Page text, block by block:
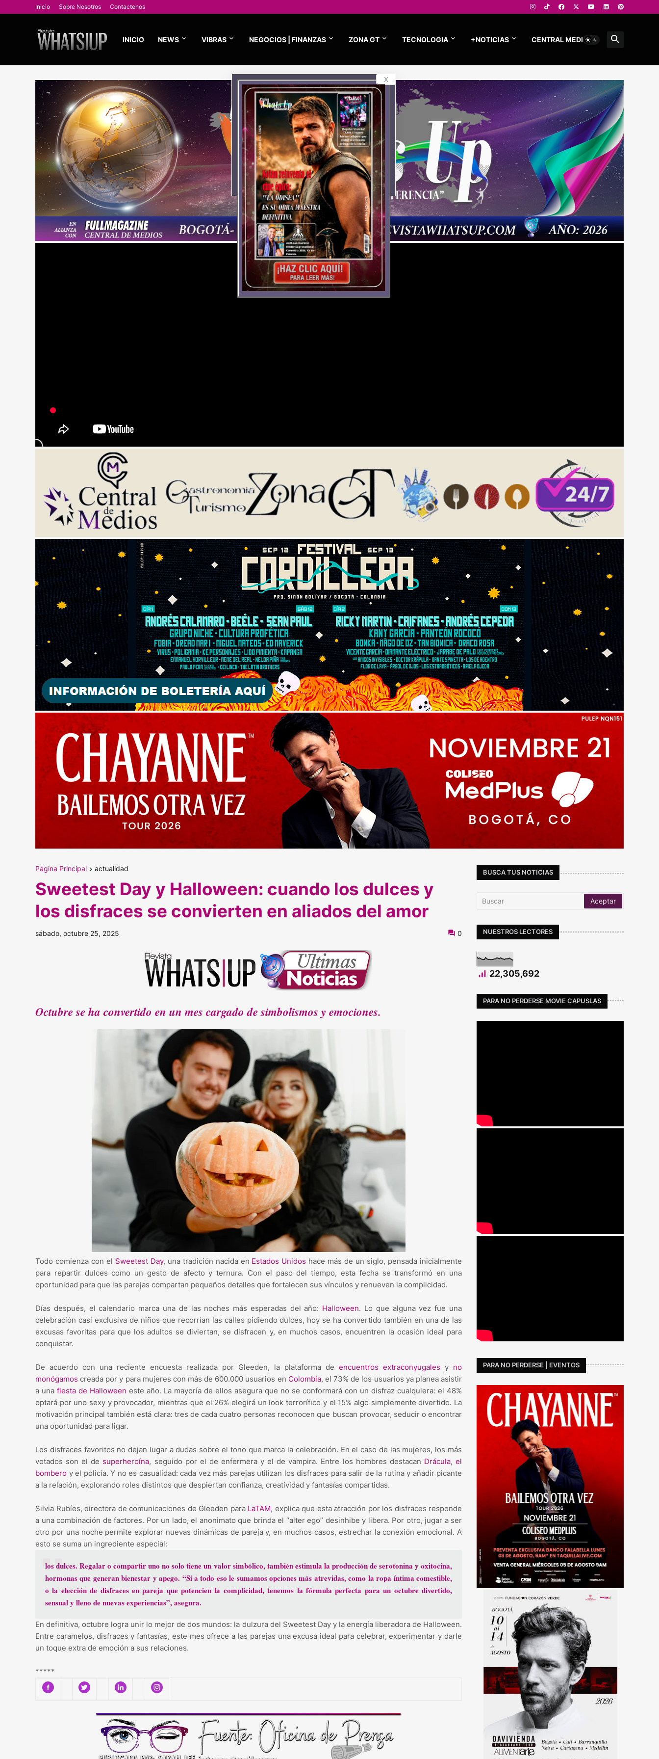
Inicio Sobre Nosotros Contactenos
INICIO NEWS VIBRAS NEGOCIOS | FINANZAS ZONA GT TECNOLOGIA +NOTICIAS CENTRAL MEDIOS
Página Principal actualidad
Sweetest Day y Halloween: cuando los dulces y
los disfraces se convierten en aliados del amor
sábado, octubre 25, 2025 0
Octubre se ha convertido en un mes cargado de simbolismos y emociones.
Todo comienza con el Sweetest Day, una tradición nacida en Estados Unidos hace más de un siglo, pensada inicialmente
para repartir dulces como un gesto de afecto y ternura. Con el paso del tiempo, esta fecha se transformó en una
oportunidad para que las parejas compartan pequeños detalles que fortalecen sus vínculos y renueven la complicidad.
Días después, el calendario marca una de las noches más esperadas del año: Halloween. Lo que alguna vez fue una
celebración casi exclusiva de niños que recorrían las calles pidiendo dulces, hoy se ha convertido también en una de las
excusas favoritas para que los adultos se diviertan, se disfracen y, en muchos casos, encuentren la ocasión ideal para
conquistar.
De acuerdo con una reciente encuesta realizada por Gleeden, la plataforma de encuentros extraconyugales y no
monógamos creada por y para mujeres con más de 600.000 usuarios en Colombia, el 73% de los usuarios ya planea asistir
a una fiesta de Halloween este año. La mayoría de ellos asegura que no se conformará con un disfraz cualquiera: el 48%
optará por uno sexy y provocador, mientras que el 26% elegirá un look terrorífico y el 15% algo simplemente divertido. La
motivación principal también está clara: tres de cada cuatro personas reconocen que buscan provocar, seducir o encontrar
una oportunidad para ligar.
Los disfraces favoritos no dejan lugar a dudas sobre el tono que marca la celebración. En el caso de las mujeres, los más
votados son el de superheroína, seguido por el de enfermera y el de vampira. Entre los hombres destacan Drácula,el
bombero y el policía. Y no es casualidad: cada vez más parejas utilizan los disfraces para salir de la rutina y añadir picante
a la relación, explorando roles distintos que despiertan confianza, creatividad y fantasías compartidas.
Silvia Rubíes, directora de comunicaciones de Gleeden para LaTAM, explica que esta atracción por los disfraces responde
a una combinación de factores. Por un lado, el anonimato que brinda el “alter ego” desinhibe y libera. Por otro, jugar a ser
otro por una noche permite explorar nuevas dinámicas de pareja y, en muchos casos, estrechar la conexión emocional. A
esto se suma un ingrediente especial:
los dulces. Regalar o compartir uno no solo tiene un valor simbólico, también estimula la producción deserotonina yoxitocina,
hormonas que generan bienestar y apego. “Si a todo eso le sumamos opciones más atrevidas, como la ropa íntima comestible,
o la elección de disfraces en pareja que potencien la complicidad, tenemos la fórmula perfecta para un octubre divertido,
sensual y lleno de nuevas experiencias”, asegura.
En definitiva, octubre logra unir lo mejor de dos mundos: la dulzura del Sweetest Day y la energía liberadora de Halloween.
Entre caramelos, disfraces y fantasías, este mes ofrece a las parejas una excusa ideal para celebrar, experimentar y darle
un toque extra de emoción a sus relaciones.
*****
BUSCA TUS NOTICIAS
NUESTROS LECTORES
22,305,692
PARA NO PERDERSE MOVIE CAPUSLAS
PARA NO PERDERSE | EVENTOS
x